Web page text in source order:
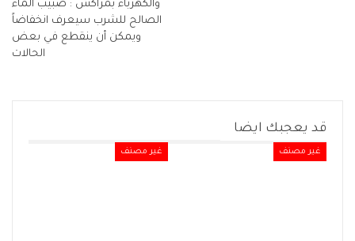
والكهرباء بمراكش : صبيب الماء
الصالح للشرب سيعرف انخفاضاً
ويمكن أن ينقطع في بعض
الحالات
قد يعجبك ايضا
غير مصنف غير مصنف